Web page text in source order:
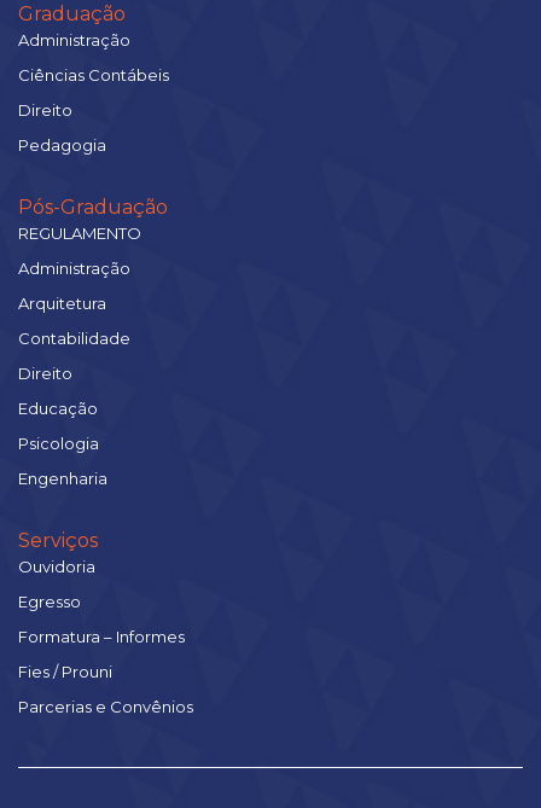
Graduação
Administração
Ciências Contábeis
Direito
Pedagogia
Pós-Graduação
REGULAMENTO
Administração
Arquitetura
Contabilidade
Direito
Educação
Psicologia
Engenharia
Serviços
Ouvidoria
Egresso
Formatura – Informes
Fies / Prouni
Parcerias e Convênios